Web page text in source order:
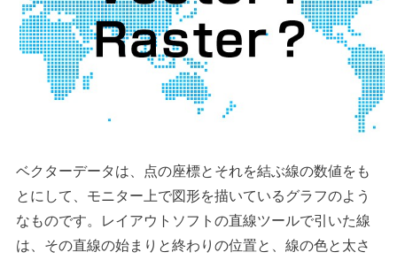
ベクターデータは、点の座標とそれを結ぶ線の数値をも
とにして、モニター上で図形を描いているグラフのよう
なものです。レイアウトソフトの直線ツールで引いた線
は、その直線の始まりと終わりの位置と、線の色と太さ